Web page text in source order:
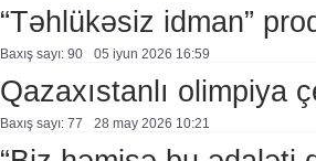
“Təhlükəsiz idman”
Baxış sayı: 90 05 i̇yun 2026 16:59
Qazaxıstanlı olimpiya
Baxış sayı: 77 28 may 2026 10:21